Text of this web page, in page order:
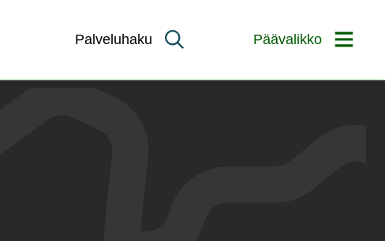
Palveluhaku Päävalikko